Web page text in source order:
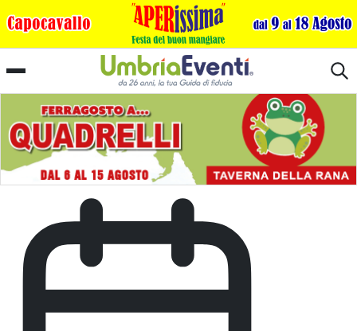
Festa di Fine Primavera